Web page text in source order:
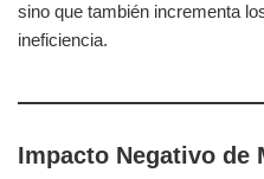
sino que también incrementa
ineficiencia.
Impacto Negativo de